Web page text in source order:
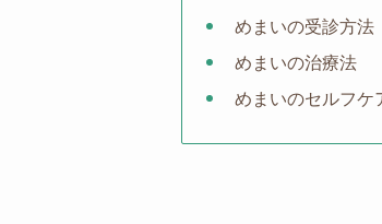
めまいの受診方法
めまいの治療法
めまいのセルフケ